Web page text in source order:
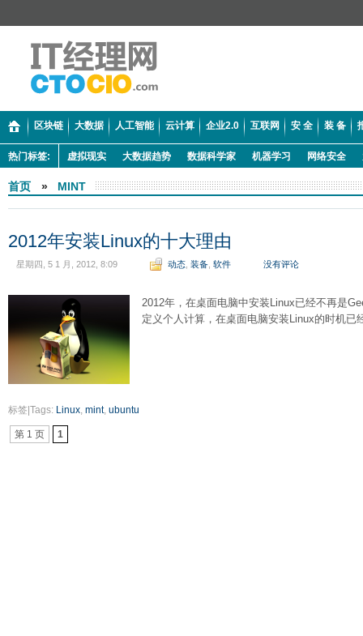
区块链 大数据 人工智能 云计算 企业2.0 互联网 安 全 装 备
热门标签: 虚拟现实 大数据趋势 数据科学家 机器学习 网络安全
首页 » MINT
2012年安装Linux的十大理由
星期四, 5 1 月, 2012, 8:09 动态 装备 软件 没有评论
2012年，在桌面电脑中安装Linux已经不再是
定义个人计算，在桌面电脑安装Linux的时机已
标签|Tags: Linux, mint, ubuntu
第 1 页 1